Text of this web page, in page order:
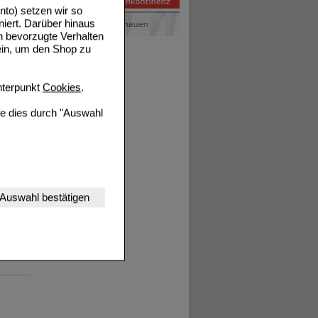
setzen wir so
Darüber hinaus
bevorzugte Verhalten
um den Shop zu
Cookies.
dies durch "Auswahl
Website
werden kann.
(z.B.
unserer Website
Website aber
Auswahl bestätigen